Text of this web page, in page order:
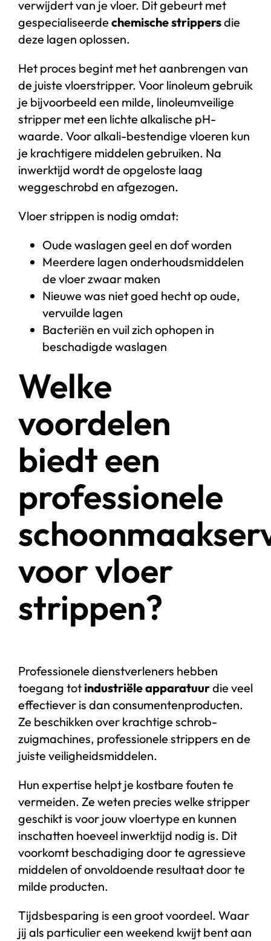
verwijdert van je vloer. Dit gebeurt met
gespecialiseerde chemische strippersdie
deze lagen oplossen.
Het proces begint met het aanbrengen van
de juiste vloerstripper. Voor linoleum gebruik
je bijvoorbeeld een milde, linoleumveilige
stripper met een lichte alkalische pH-
waarde. Voor alkali-bestendige vloeren kun
je krachtigere middelen gebruiken. Na
inwerktijd wordt de opgeloste laag
weggeschrobd en afgezogen.
Vloer strippen is nodig omdat:
Oude waslagen geel en dof worden
Meerdere lagen onderhoudsmiddelen
de vloer zwaar maken
Nieuwe was niet goed hecht op oude,
vervuilde lagen
Bacteriën en vuil zich ophopen in
beschadigde waslagen
Welke
voordelen
biedt een
professionele
voor vloer
strippen?
Professionele dienstverleners hebben
toegang tot industriële apparatuurdie veel
effectiever is dan consumentenproducten.
Ze beschikken over krachtige schrob-
zuigmachines, professionele strippers en de
juiste veiligheidsmiddelen.
Hun expertise helpt je kostbare fouten te
vermeiden. Ze weten precies welke stripper
geschikt is voor jouw vloertype en kunnen
inschatten hoeveel inwerktijd nodig is. Dit
voorkomt beschadiging door te agressieve
middelen of onvoldoende resultaat door te
milde producten.
Tijdsbesparing is een groot voordeel. Waar
jij als particulier een weekend kwijt bent aan